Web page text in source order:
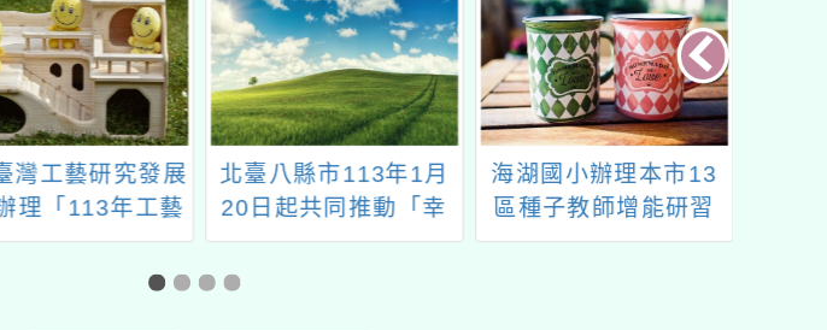
灣工藝研究發展
理「113年工藝
根。種子教師培
」暑假期間課程
北臺八縣市113年1月
20日起共同推動「幸
福保衛站計畫」一案
海湖國小辦理本市13
區種子教師增能研習
「蘆竹區戶外教育